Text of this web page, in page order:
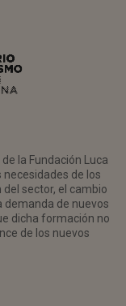
la Fundación Luca
de los
sector, el cambio
demanda de nuevos
dicha formación no
de los nuevos